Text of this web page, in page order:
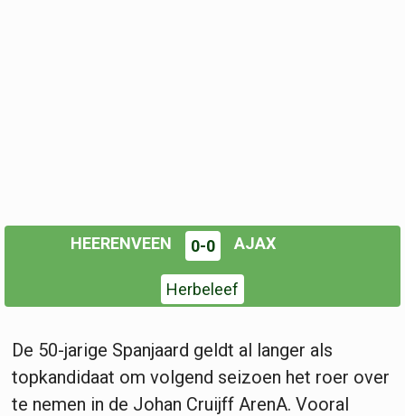
HEERENVEEN 0-0 AJAX
Herbeleef
De 50-jarige Spanjaard geldt al langer als
topkandidaat om volgend seizoen het roer over
te nemen in de Johan Cruijff ArenA. Vooral